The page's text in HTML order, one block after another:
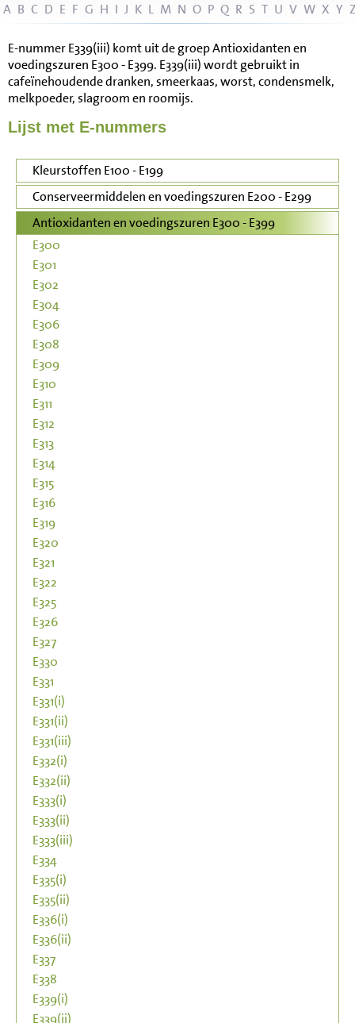
A B C D E F G H I J K L M N O P Q R S T U V W X Y
E-nummer E339(iii) komt uit de groep Antioxidanten en
voedingszuren E300 - E399. E339(iii) wordt gebruikt in
cafeïnehoudende dranken, smeerkaas, worst, condensmelk,
melkpoeder, slagroom en roomijs.
Lijst met E-nummers
Kleurstoffen E100 - E199
Conserveermiddelen en voedingszuren E200 - E299
Antioxidanten en voedingszuren E300 - E399
E300
E301
E302
E304
E306
E308
E309
E310
E311
E312
E313
E314
E315
E316
E319
E320
E321
E322
E325
E326
E327
E330
E331
E331(i)
E331(ii)
E331(iii)
E332(i)
E332(ii)
E333(i)
E333(ii)
E333(iii)
E334
E335(i)
E335(ii)
E336(i)
E336(ii)
E337
E338
E339(i)
E339(ii)